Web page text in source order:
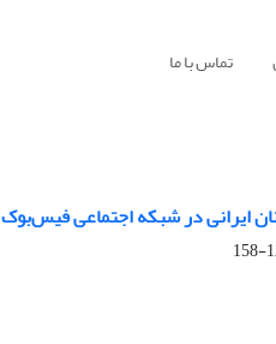
تماس با ما
ایرانی در شبکه اجتماعی فیس‌‌بوک